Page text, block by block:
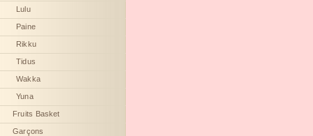
Lulu
Paine
Rikku
Tidus
Wakka
Yuna
Fruits Basket
Garçons